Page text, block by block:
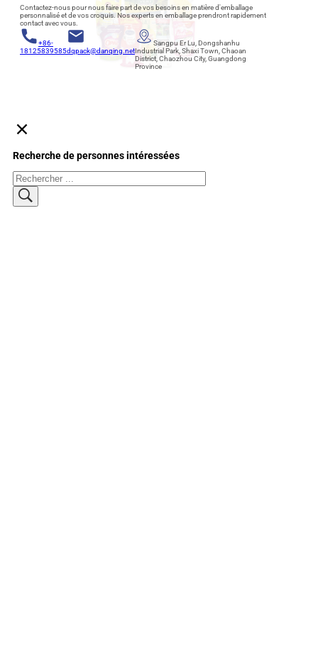
Contactez-nous pour nous faire part de vos besoins en matière d'emballage
personnalisé et de vos croquis. Nos experts en emballage prendront rapidement
contact avec vous.
+86-
18125839585dqpack@danqing.net
Sangpu Er Lu, Dongshanhu
Industrial Park, Shaxi Town, Chaoan
District, Chaozhou City, Guangdong
Province
Recherche de personnes intéressées
Rechercher